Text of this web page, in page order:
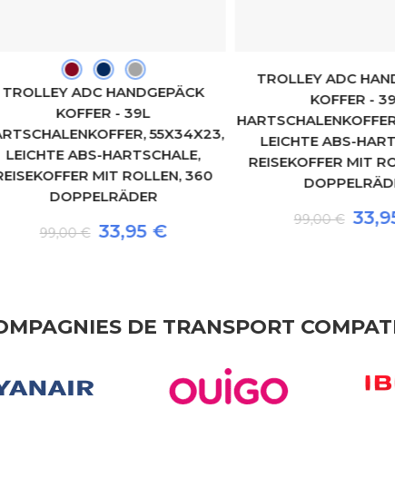
ADC HANDGEPÄCK
KOFFER - 39L
55X34X23,
LEICHTE ABS-HARTSCHALE,
MIT ROLLEN, 360
DOPPELRÄDER
99,00 € 33,95 €
TROLLEY ADC
KOFFER - 39L
LEICHTE ABS-
REISEKOFFER MIT
99,00 € 33,95
DE TRANSPORT